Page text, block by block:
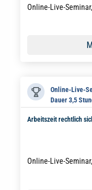
Online-Live-
Online-Live-
Dauer 3,5
Arbeitszeit rechtlich
Online-Live-